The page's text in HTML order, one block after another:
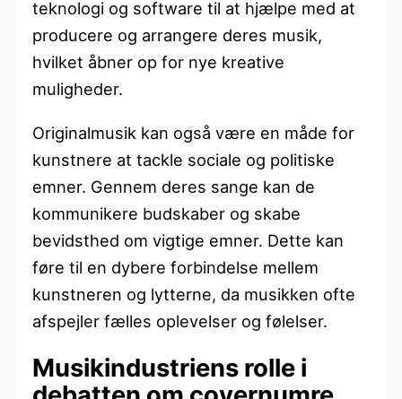
teknologi og software til at hjælpe med at
producere og arrangere deres musik,
hvilket åbner op for nye kreative
muligheder.
Originalmusik kan også være en måde for
kunstnere at tackle sociale og politiske
emner. Gennem deres sange kan de
kommunikere budskaber og skabe
bevidsthed om vigtige emner. Dette kan
føre til en dybere forbindelse mellem
kunstneren og lytterne, da musikken ofte
afspejler fælles oplevelser og følelser.
Musikindustriens rolle i